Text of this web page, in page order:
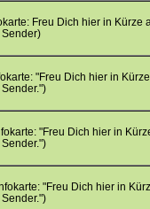
Freu Dich hier in Kürze
"Freu Dich hier in
"Freu Dich hier in
"Freu Dich hier in